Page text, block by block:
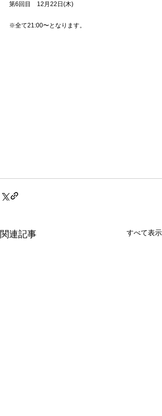
第6回目　12月22日(木)
※全て21:00〜となります。
関連記事 すべて表示